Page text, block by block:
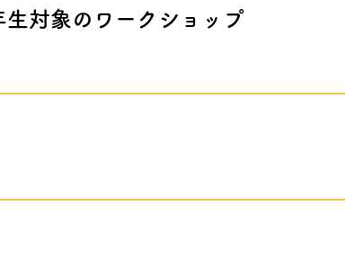
対象のワークショップ